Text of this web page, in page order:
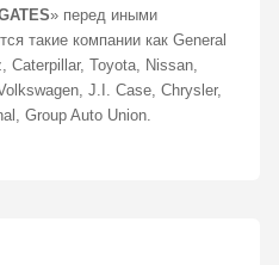
» перед иными
такие компании как General
Caterpillar, Toyota, Nissan,
J.I. Case, Chrysler,
Group Auto Union.